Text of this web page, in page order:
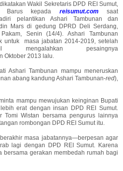
Wakil Sekretaris DPD REI Sumut,
Barus kepada reisumut.comsaat
pelantikan Ashari Tambunan dan
Mars di gedung DPRD Deli Serdang,
Senin (14/4). Ashari Tambunan
untuk masa jabatan 2014-2019, setelah
mengalahkan pesaingnya
Oktober 2013 lalu.
Ashari Tambunan mampu meneruskan
abang kandung Ashari Tambunan-red),
mampu mewujukan keinginan Bupati
erat dengan insan DPD REI Sumut.
Wistan bersama pengurus lainnya
rombongan DPD REI Sumut itu.
masa jabatannya—berpesan agar
lagi dengan DPD REI Sumut. Karena
bersama gerakan membedah rumah bagi